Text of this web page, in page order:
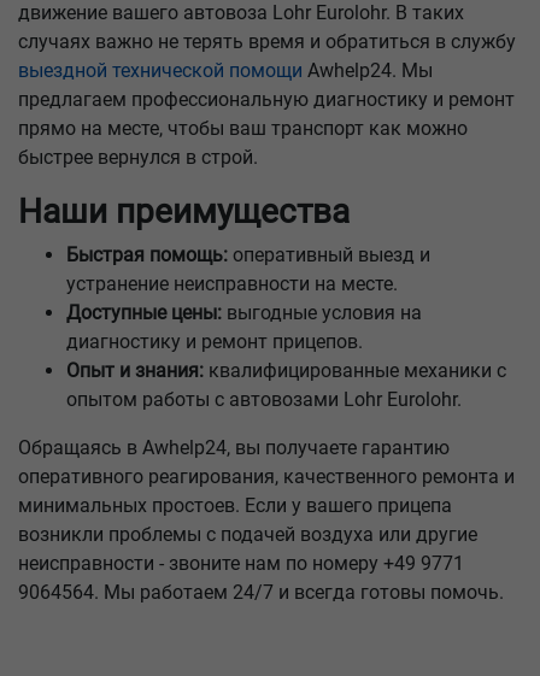
движение вашего автовоза Lohr Eurolohr. В таких
случаях важно не терять время и обратиться в службу
выездной технической помощи Awhelp24. Мы
предлагаем профессиональную диагностику и ремонт
прямо на месте, чтобы ваш транспорт как можно
быстрее вернулся в строй.
Наши преимущества
Быстрая помощь: оперативный выезд и
устранение неисправности на месте.
Доступные цены: выгодные условия на
диагностику и ремонт прицепов.
Опыт и знания: квалифицированные механики с
опытом работы с автовозами Lohr Eurolohr.
Обращаясь в Awhelp24, вы получаете гарантию
оперативного реагирования, качественного ремонта и
минимальных простоев. Если у вашего прицепа
возникли проблемы с подачей воздуха или другие
неисправности - звоните нам по номеру +49 9771
9064564. Мы работаем 24/7 и всегда готовы помочь.